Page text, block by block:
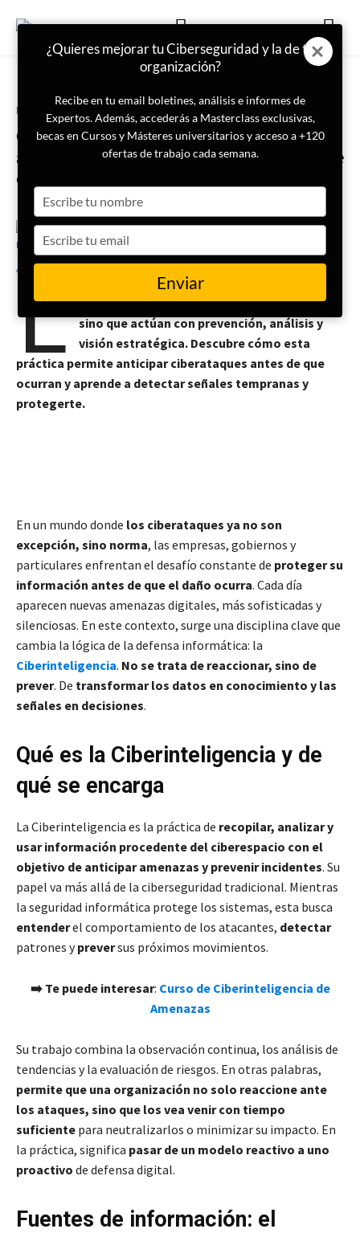
Portada
Ciberinteligencia: cómo se
anticipan los ataques antes de que
ocurran
Rubén Asenjo
L
as organizaciones que emplean la
Ciberinteligencia no esperan a ser atacadas,
sino que actúan con prevención, análisis y
visión estratégica. Descubre cómo esta
práctica permite anticipar ciberataques antes de que
ocurran y aprende a detectar señales tempranas y
protegerte.
En un mundo donde los ciberataques ya no son
excepción, sino norma, las empresas, gobiernos y
particulares enfrentan el desafío constante de proteger su
información antes de que el daño ocurra. Cada día
aparecen nuevas amenazas digitales, más sofisticadas y
silenciosas. En este contexto, surge una disciplina clave que
cambia la lógica de la defensa informática: la
Ciberinteligencia. No se trata de reaccionar, sino de
prever. De transformar los datos en conocimiento y las
señales en decisiones.
Qué es la Ciberinteligencia y de
qué se encarga
La Ciberinteligencia es la práctica de recopilar, analizar y
usar información procedente del ciberespacio con el
objetivo de anticipar amenazas y prevenir incidentes. Su
papel va más allá de la ciberseguridad tradicional. Mientras
la seguridad informática protege los sistemas, esta busca
entenderel comportamiento de los atacantes, detectar
patrones ypreversus próximos movimientos.
➡️ Te puede interesar: Curso de Ciberinteligencia de
Amenazas
Su trabajo combina la observación continua, los análisis de
tendencias y la evaluación de riesgos. En otras palabras,
permite que una organización no solo reaccione ante
los ataques, sino que los vea venir con tiempo
suficiente para neutralizarlos o minimizar su impacto. En
la práctica, significa pasar de un modelo reactivo a uno
proactivo de defensa digital.
Fuentes de información: el
¿Quieres mejorar tu Ciberseguridad y la de tu
organización?
Recibe en tu email boletines, análisis e informes de
Expertos. Además, accederás a Masterclass exclusivas,
becas en Cursos y Másteres universitarios y acceso a +120
ofertas de trabajo cada semana.
your
name
your
email
Enviar